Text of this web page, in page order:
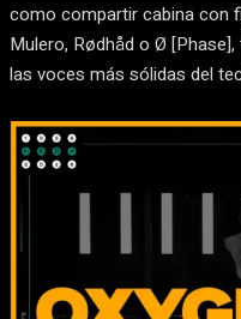
como compartir cabina con
Mulero, Rødhåd o Ø
las voces más sólidas del